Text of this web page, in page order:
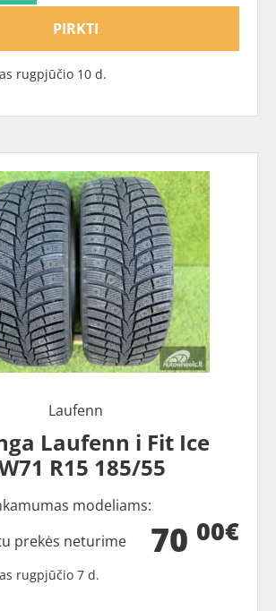
PIRKTI
rugpjūčio 10 d.
Laufenn
Laufenn i Fit Ice
R15 185/55
modeliams:
70 00€
prekės neturime
rugpjūčio 7 d.